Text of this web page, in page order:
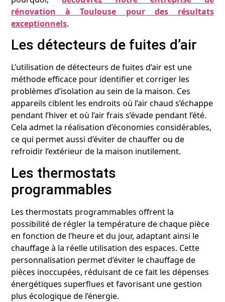
rénovation à Toulouse pour des résultats
exceptionnels.
Les détecteurs de fuites d’air
L’utilisation de détecteurs de fuites d’air est une
méthode efficace pour identifier et corriger les
problèmes d’isolation au sein de la maison. Ces
appareils ciblent les endroits où l’air chaud s’échappe
pendant l’hiver et où l’air frais s’évade pendant l’été.
Cela admet la réalisation d’économies considérables,
ce qui permet aussi d’éviter de chauffer ou de
refroidir l’extérieur de la maison inutilement.
Les thermostats
programmables
Les thermostats programmables offrent la
possibilité de régler la température de chaque pièce
en fonction de l’heure et du jour, adaptant ainsi le
chauffage à la réelle utilisation des espaces. Cette
personnalisation permet d’éviter le chauffage de
pièces inoccupées, réduisant de ce fait les dépenses
énergétiques superflues et favorisant une gestion
plus écologique de l’énergie.